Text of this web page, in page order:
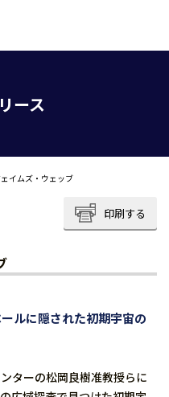
ース
イムズ・ウェッブ
印刷する
ルに隠された初期宇宙の
ターの松岡良樹准教授らに